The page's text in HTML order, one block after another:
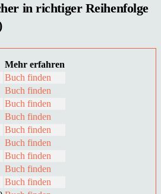
in richtiger Reihenfolge
Mehr erfahren
Buch finden
Buch finden
Buch finden
Buch finden
Buch finden
Buch finden
Buch finden
Buch finden
Buch finden